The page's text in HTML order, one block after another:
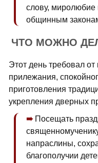
слову,
общинным
ЧТО МОЖНО
Этот день требовал
прилежания,
приготовления
укрепления дверных
Посещать
напраслины,
благополучии